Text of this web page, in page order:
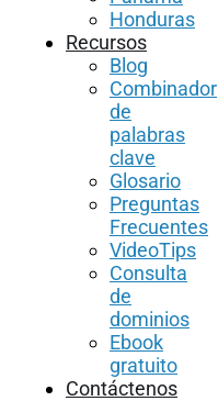
Honduras
Recursos
Blog
Combinador
de
palabras
clave
Glosario
Preguntas
Frecuentes
VideoTips
Consulta
de
dominios
Ebook
gratuito
Contáctenos